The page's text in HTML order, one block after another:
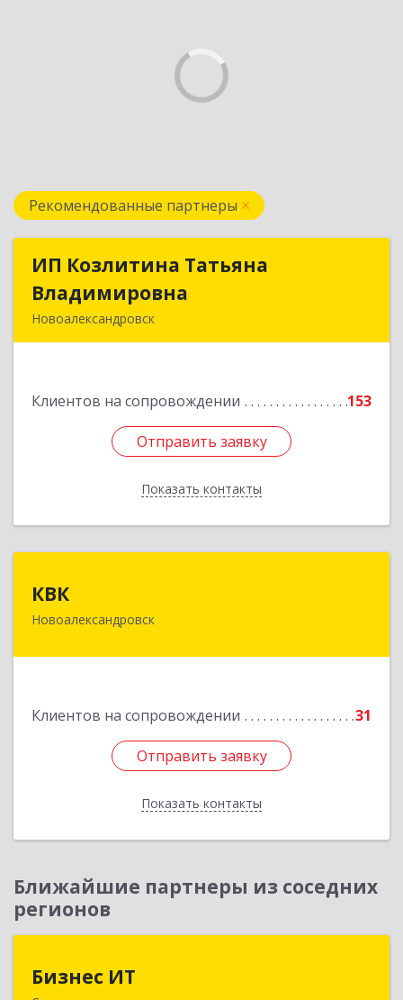
Рекомендованные партнеры
ИП Козлитина Татьяна
Владимировна
Новоалександровск
Клиентов на сопровождении 153
Отправить заявку
Показать контакты
ИП Козлитина Татьяна
Подробнее
Отправить заявку
Назад
КВК
Новоалександровск
Клиентов на сопровождении 31
Отправить заявку
Показать контакты
Подробнее
Отправить заявку
Назад
Ближайшие партнеры из соседних
регионов
Бизнес ИТ